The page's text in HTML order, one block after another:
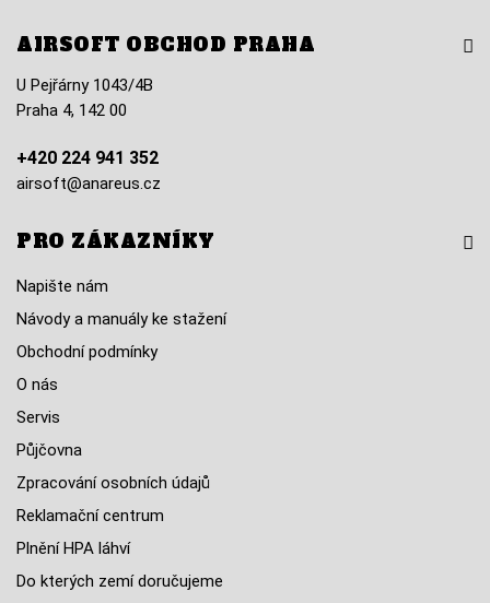
AIRSOFT OBCHOD PRAHA
U Pejřárny 1043/4B
Praha 4, 142 00
+420 224 941 352
airsoft@anareus.cz
PRO ZÁKAZNÍKY
Napište nám
Návody a manuály ke stažení
Obchodní podmínky
O nás
Servis
Půjčovna
Zpracování osobních údajů
Reklamační centrum
Plnění HPA láhví
Do kterých zemí doručujeme